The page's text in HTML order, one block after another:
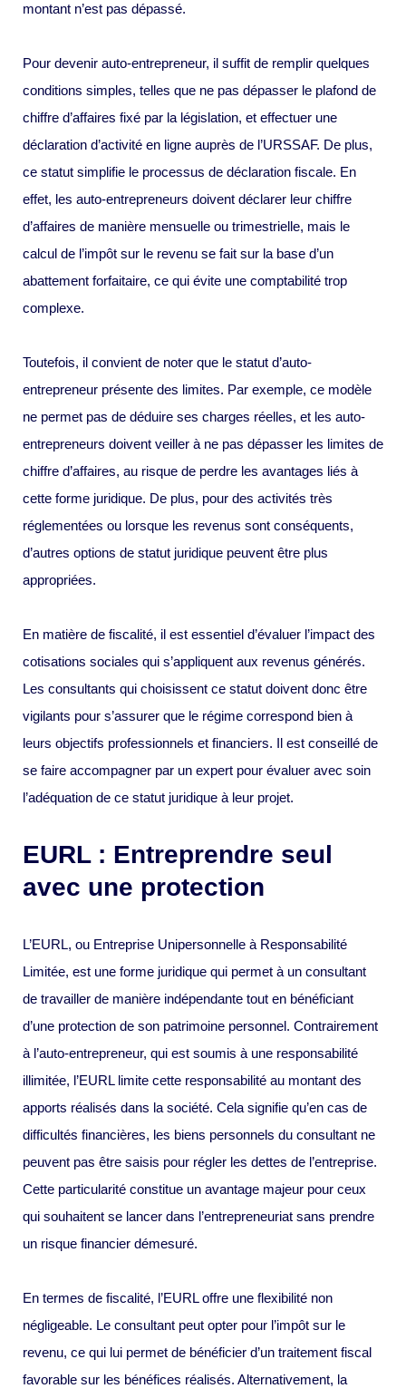
montant n’est pas dépassé.
Pour devenir auto-entrepreneur, il suffit de remplir quelques
conditions simples, telles que ne pas dépasser le plafond de
chiffre d’affaires fixé par la législation, et effectuer une
déclaration d’activité en ligne auprès de l’URSSAF. De plus,
ce statut simplifie le processus de déclaration fiscale. En
effet, les auto-entrepreneurs doivent déclarer leur chiffre
d’affaires de manière mensuelle ou trimestrielle, mais le
calcul de l’impôt sur le revenu se fait sur la base d’un
abattement forfaitaire, ce qui évite une comptabilité trop
complexe.
Toutefois, il convient de noter que le statut d’auto-
entrepreneur présente des limites. Par exemple, ce modèle
ne permet pas de déduire ses charges réelles, et les auto-
entrepreneurs doivent veiller à ne pas dépasser les limites de
chiffre d’affaires, au risque de perdre les avantages liés à
cette forme juridique. De plus, pour des activités très
réglementées ou lorsque les revenus sont conséquents,
d’autres options de statut juridique peuvent être plus
appropriées.
En matière de fiscalité, il est essentiel d’évaluer l’impact des
cotisations sociales qui s’appliquent aux revenus générés.
Les consultants qui choisissent ce statut doivent donc être
vigilants pour s’assurer que le régime correspond bien à
leurs objectifs professionnels et financiers. Il est conseillé de
se faire accompagner par un expert pour évaluer avec soin
l’adéquation de ce statut juridique à leur projet.
EURL : Entreprendre seul
avec une protection
L’EURL, ou Entreprise Unipersonnelle à Responsabilité
Limitée, est une forme juridique qui permet à un consultant
de travailler de manière indépendante tout en bénéficiant
d’une protection de son patrimoine personnel. Contrairement
à l’auto-entrepreneur, qui est soumis à une responsabilité
illimitée, l’EURL limite cette responsabilité au montant des
apports réalisés dans la société. Cela signifie qu’en cas de
difficultés financières, les biens personnels du consultant ne
peuvent pas être saisis pour régler les dettes de l’entreprise.
Cette particularité constitue un avantage majeur pour ceux
qui souhaitent se lancer dans l’entrepreneuriat sans prendre
un risque financier démesuré.
En termes de fiscalité, l’EURL offre une flexibilité non
négligeable. Le consultant peut opter pour l’impôt sur le
revenu, ce qui lui permet de bénéficier d’un traitement fiscal
favorable sur les bénéfices réalisés. Alternativement, la